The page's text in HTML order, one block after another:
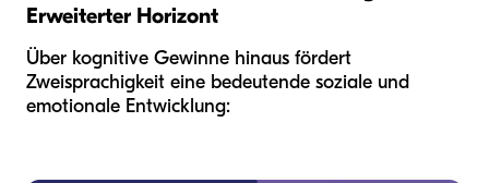
Erweiterter Horizont
Über kognitive Gewinne hinaus fördert
Zweisprachigkeit eine bedeutende soziale und
emotionale Entwicklung: